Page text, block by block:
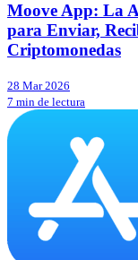
Moove App: La
para Enviar,
Criptomonedas
28 Mar 2026
7 min de lectura